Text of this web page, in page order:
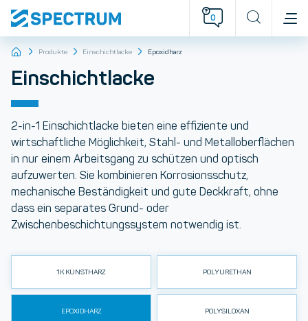
0
Produkte Einschichtlacke Epoxidharz
Einschichtlacke
2-in-1 Einschichtlacke bieten eine effiziente und
wirtschaftliche Möglichkeit, Stahl- und Metalloberflächen
in nur einem Arbeitsgang zu schützen und optisch
aufzuwerten. Sie kombinieren Korrosionsschutz,
mechanische Beständigkeit und gute Deckkraft, ohne
dass ein separates Grund- oder
Zwischenbeschichtungssystem notwendig ist.
1K KUNSTHARZ POLYURETHAN
EPOXIDHARZ POLYSILOXAN